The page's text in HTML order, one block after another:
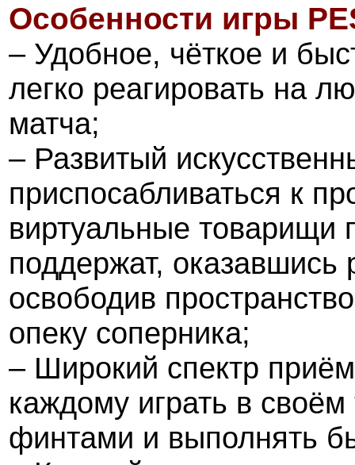
Особенности игры
– Удобное, чёткое и
легко реагировать на
матча;
– Развитый
приспосабливаться к
виртуальные товарищи
поддержат,
освободив
опеку соперника;
– Широкий спектр
каждому играть в
финтами и выполнять